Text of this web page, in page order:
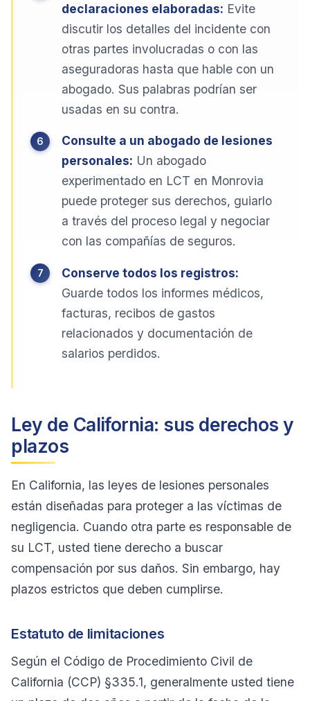
declaraciones elaboradas: Evite
discutir los detalles del incidente con
otras partes involucradas o con las
aseguradoras hasta que hable con un
abogado. Sus palabras podrían ser
usadas en su contra.
Consulte a un abogado de lesiones
personales: Un abogado
experimentado en LCT en Monrovia
puede proteger sus derechos, guiarlo
a través del proceso legal y negociar
con las compañías de seguros.
Conserve todos los registros:
Guarde todos los informes médicos,
facturas, recibos de gastos
relacionados y documentación de
salarios perdidos.
Ley de California: sus derechos y
plazos
En California, las leyes de lesiones personales
están diseñadas para proteger a las víctimas de
negligencia. Cuando otra parte es responsable de
su LCT, usted tiene derecho a buscar
compensación por sus daños. Sin embargo, hay
plazos estrictos que deben cumplirse.
Estatuto de limitaciones
Según el Código de Procedimiento Civil de
California (CCP) §335.1, generalmente usted tiene